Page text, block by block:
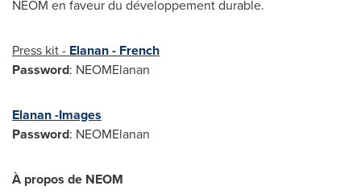
NEOM en faveur du développement durable.
Press kit - Elanan - French
Password: NEOMElanan
Elanan -Images
Password: NEOMElanan
À propos de NEOM